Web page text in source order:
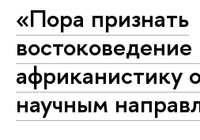
«Пора признать
востоковедение
африканистику
научным